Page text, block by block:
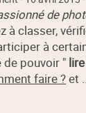
de
à classer,
à
de pouvoir "
faire ?et